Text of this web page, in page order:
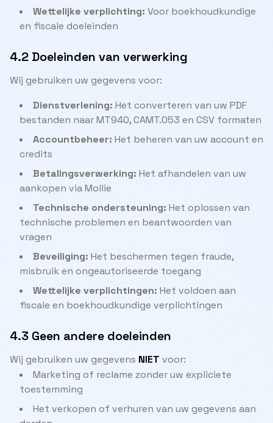
Wettelijke verplichting: Voor boekhoudkundige
en fiscale doeleinden
4.2 Doeleinden van verwerking
Wij gebruiken uw gegevens voor:
Dienstverlening: Het converteren van uw PDF
bestanden naar MT940, CAMT.053 en CSV formaten
Accountbeheer: Het beheren van uw account en
credits
Betalingsverwerking: Het afhandelen van uw
aankopen via Mollie
Technische ondersteuning: Het oplossen van
technische problemen en beantwoorden van
vragen
Beveiliging: Het beschermen tegen fraude,
misbruik en ongeautoriseerde toegang
Wettelijke verplichtingen: Het voldoen aan
fiscale en boekhoudkundige verplichtingen
4.3 Geen andere doeleinden
Wij gebruiken uw gegevens NIET voor:
Marketing of reclame zonder uw expliciete
toestemming
Het verkopen of verhuren van uw gegevens aan